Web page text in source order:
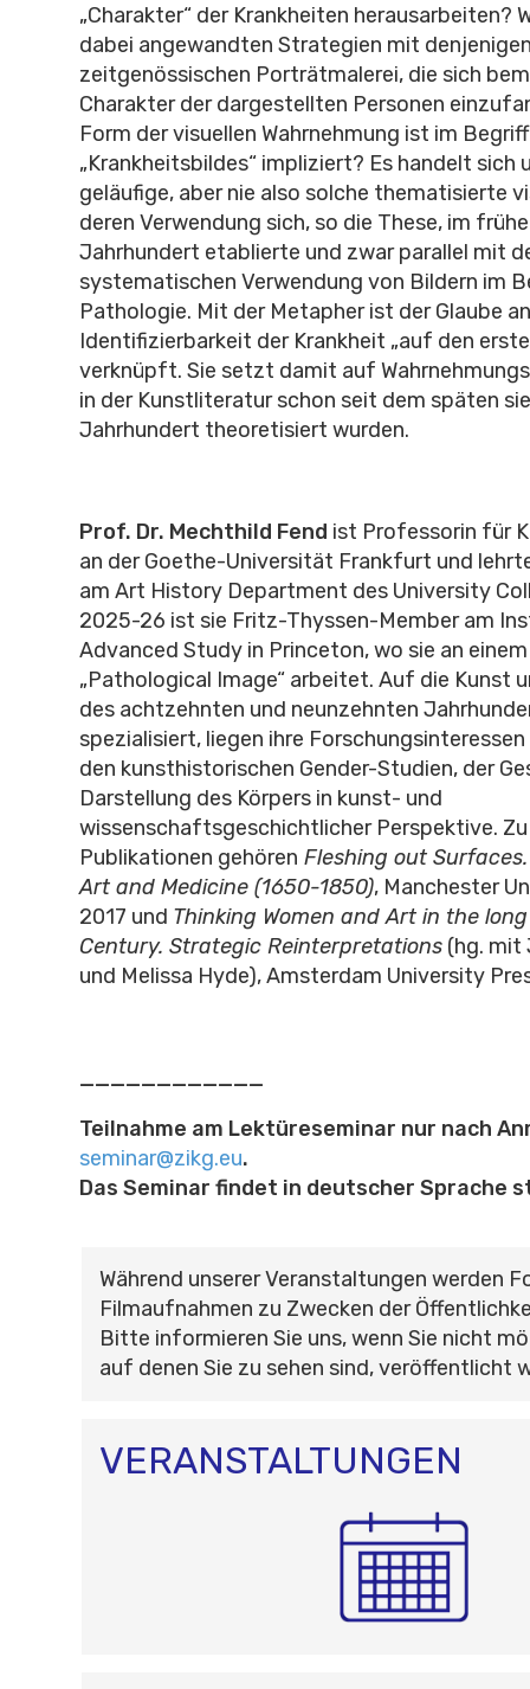
„Charakter“ der Krankheiten herausarbeiten?
dabei angewandten Strategien mit
zeitgenössischen Porträtmalerei, die sich
Charakter der dargestellten Personen
Form der visuellen Wahrnehmung ist im
„Krankheitsbildes“ impliziert? Es handelt sich
geläufige, aber nie also solche thematisierte
deren Verwendung sich, so die These, im
Jahrhundert etablierte und zwar parallel mit
systematischen Verwendung von Bildern im
Pathologie. Mit der Metapher ist der Glaube
Identifizierbarkeit der Krankheit „auf den
verknüpft. Sie setzt damit auf
in der Kunstliteratur schon seit dem späten
Jahrhundert theoretisiert wurden.
Prof. Dr. Mechthild Fend ist Professorin für
an der Goethe-Universität Frankfurt und
am Art History Department des University
2025-26 ist sie Fritz-Thyssen-Member am
Advanced Study in Princeton, wo sie an
„Pathological Image“ arbeitet. Auf die Kunst
des achtzehnten und neunzehnten
spezialisiert, liegen ihre
den kunsthistorischen Gender-Studien, der
Darstellung des Körpers in kunst- und
wissenschaftsgeschichtlicher Perspektive. Zu
Publikationen gehören Fleshing out
Art and Medicine (1650-1850), Manchester
2017 und Thinking Women and Art in the
Century. Strategic Reinterpretations(hg. mit
und Melissa Hyde), Amsterdam University
____________
Teilnahme am Lektüreseminar nur nach
seminar@zikg.eu.
Das Seminar findet in deutscher Sprache
Während unserer Veranstaltungen werden
Filmaufnahmen zu Zwecken der
Bitte informieren Sie uns, wenn Sie nicht
auf denen Sie zu sehen sind, veröffentlicht
VERANSTALTUNGEN